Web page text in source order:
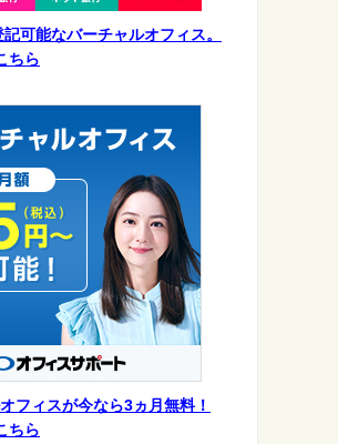
可能なバーチャルオフィス。
ちら
フィスが今なら3ヵ月無料！
ちら